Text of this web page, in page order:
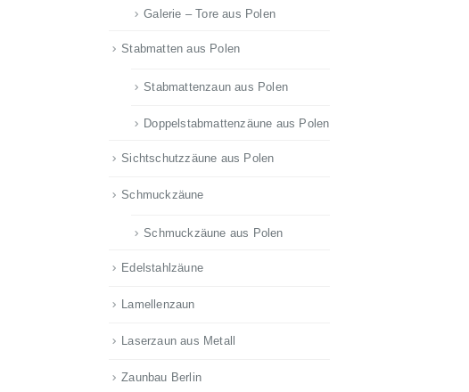
Galerie – Tore aus Polen
Stabmatten aus Polen
Stabmattenzaun aus Polen
Doppelstabmattenzäune aus Polen
Sichtschutzzäune aus Polen
Schmuckzäune
Schmuckzäune aus Polen
Edelstahlzäune
Lamellenzaun
Laserzaun aus Metall
Zaunbau Berlin